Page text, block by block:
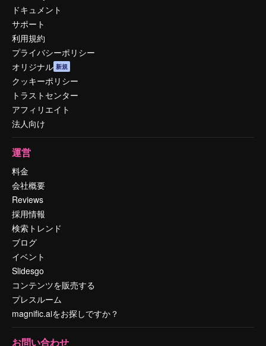
ドキュメント
サポート
利用規約
プライバシーポリシー
オリジナル 新規
クッキーポリシー
トラストセンター
アフィリエイト
法人向け
運営
料金
会社概要
Reviews
採用情報
検索トレンド
ブログ
イベント
Slidesgo
コンテンツを販売する
プレスルーム
magnific.aiをお探しですか？
お問い合わせ